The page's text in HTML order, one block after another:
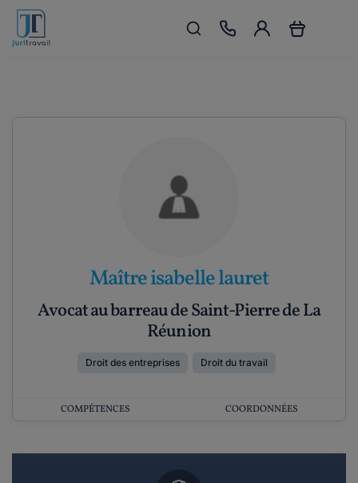
Maître isabelle lauret
Avocat au barreau de Saint-Pierre de La
Réunion
Droit des entreprises Droit du travail
COMPÉTENCES COORDONNÉES